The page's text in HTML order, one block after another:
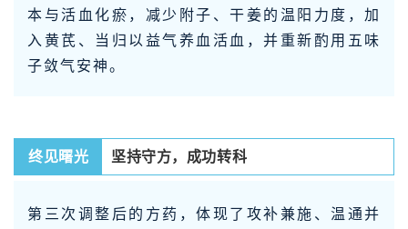
本与活血化瘀，减少附子、干姜的温阳力度，加
入黄芪、当归以益气养血活血，并重新酌用五味
子敛气安神。
终见曙光 坚持守方，成功转科
第三次调整后的方药，体现了攻补兼施、温通并